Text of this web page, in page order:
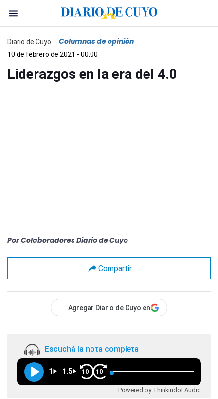
Diario de Cuyo Columnas de opinión
10 de febrero de 2021 - 00:00
Liderazgos en la era del 4.0
Por Colaboradores Diario de Cuyo
Compartir
Agregar Diario de Cuyo en
Escuchá la nota completa
1 1.5 10 10
Powered by Thinkindot Audio